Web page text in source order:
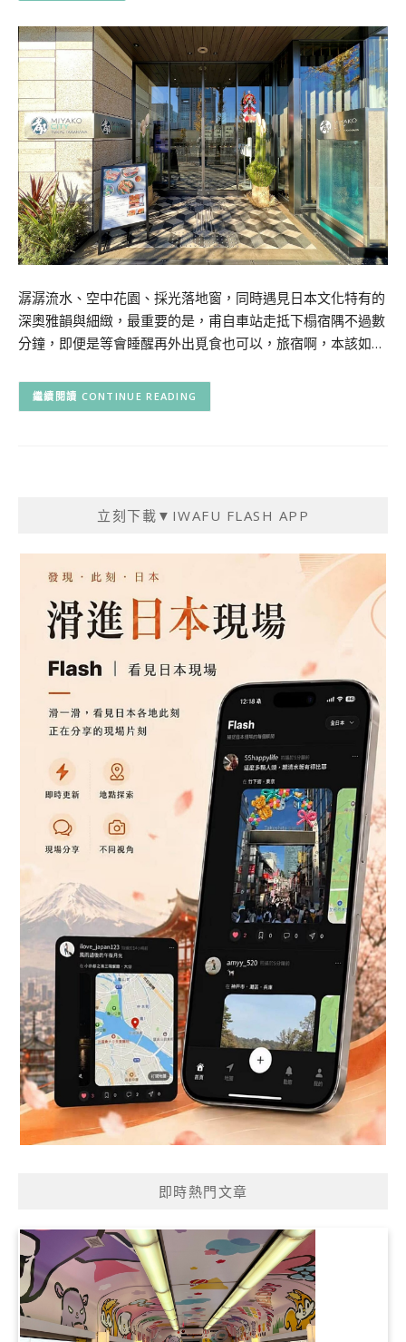
潺潺流水、空中花園、採光落地窗，同時遇見日本文化特有的
深奧雅韻與細緻，最重要的是，甫自車站走抵下榻宿隅不過數
分鐘，即便是等會睡醒再外出覓食也可以，旅宿啊，本該如…
CONTINUE READING
立刻下載▼IWAFU FLASH APP
即時熱門文章